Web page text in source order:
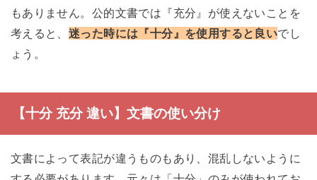
もありません。公的文書では『充分』が使えないことを
考えると、 迷った時には『十分』を使用すると良いでし
ょう。
【十分 充分 違い】文書の使い分け
文書によって表記が違うものもあり、混乱しないように